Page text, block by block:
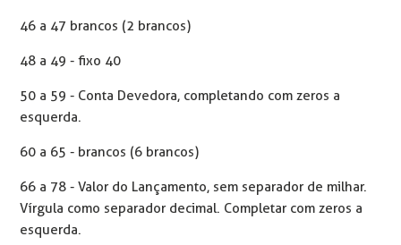
46 a 47 brancos (2 brancos)
48 a 49 - fixo 40
50 a 59 - Conta Devedora, completando com zeros a
esquerda.
60 a 65 - brancos (6 brancos)
66 a 78 - Valor do Lançamento, sem separador de milhar.
Vírgula como separador decimal. Completar com zeros a
esquerda.